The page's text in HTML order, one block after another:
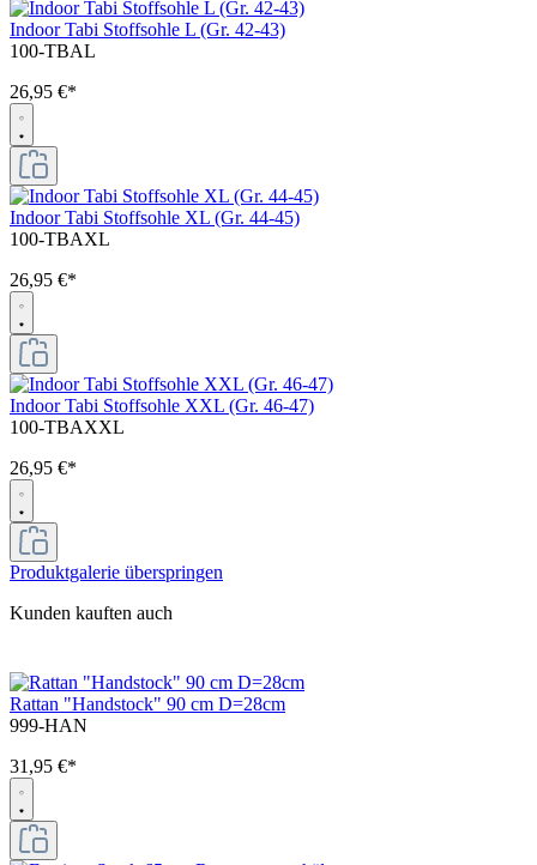
Indoor Tabi Stoffsohle L (Gr. 42-43)
100-TBAL
26,95 €*
Indoor Tabi Stoffsohle XL (Gr. 44-45)
100-TBAXL
26,95 €*
Indoor Tabi Stoffsohle XXL (Gr. 46-47)
100-TBAXXL
26,95 €*
Produktgalerie überspringen
Kunden kauften auch
Rattan "Handstock" 90 cm D=28cm
999-HAN
31,95 €*